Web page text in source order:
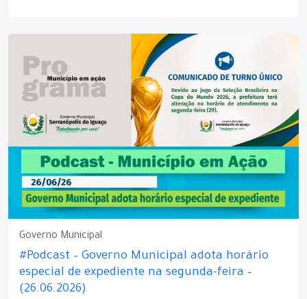
Governo Municipal
#Podcast – Governo Municipal adota horário
especial de expediente na segunda-feira –
(26.06.2026)